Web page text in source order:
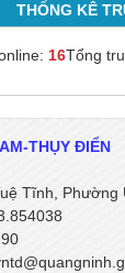
THỐNG KÊ
16Tổng
THỤY ĐIỂN
Tĩnh, Phường